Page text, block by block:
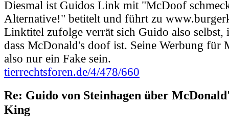
Diesmal ist Guidos Link mit "McDoof
Alternative!" betitelt und führt zu
Linktitel zufolge verrät sich Guido also selbst,
dass McDonald's doof ist. Seine Werbung für
also nur ein Fake sein.
tierrechtsforen.de/4/478/660
Re: Guido von Steinhagen über
King